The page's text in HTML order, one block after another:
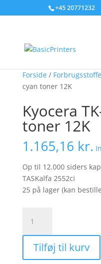
+45 20771232
Forside/
cyan toner 12K
Kyocera
toner 12K
1.165,16 kr.
Op til 12.000 siders
TASKalfa 2552ci
25 på lager (kan
TK-
8345C
cyan
toner
Tilføj til kurv